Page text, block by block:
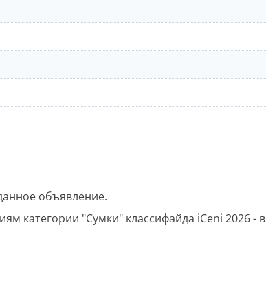
объявление.
категории "Сумки" классифайда iCeni 2026 - в